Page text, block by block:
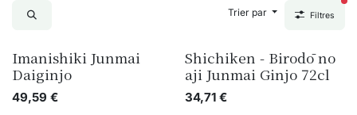
Trier par Filtres
Imanishiki Junmai
Daiginjo
49,59 €
Shichiken - Birodō no
aji Junmai Ginjo 72cl
34,71€